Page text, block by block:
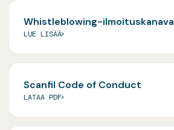
Whistleblowing-ilmoituskanava
LUE LISÄÄ
Scanfil Code of Conduct
LATAA PDF